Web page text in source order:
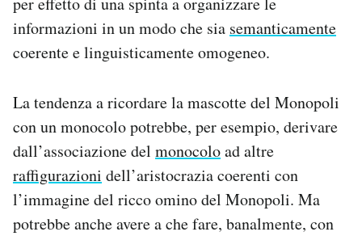
informazioni in un modo che sia semanticamente
coerente e linguisticamente omogeneo.
La tendenza a ricordare la mascotte del Monopoli
con un monocolo potrebbe, per esempio, derivare
dall’associazione del monocoload altre
raffigurazioni dell’aristocrazia coerenti con
l’immagine del ricco omino del Monopoli. Ma
potrebbe anche avere a che fare, banalmente, con